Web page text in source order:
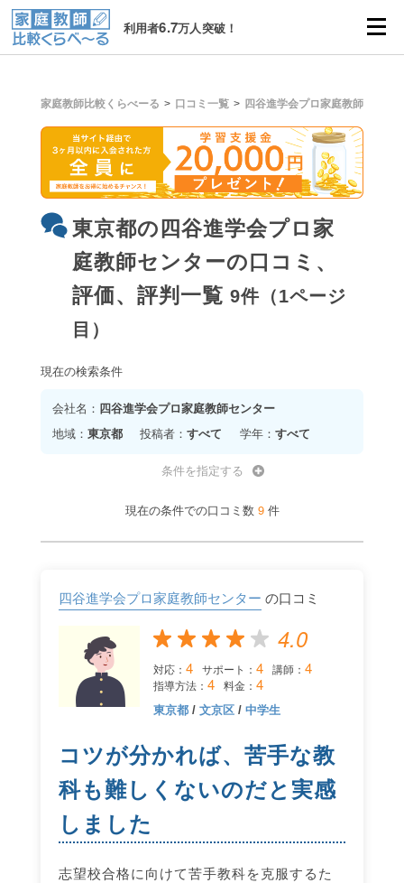
利用者6.7万人突破！
家庭教師比較くらべーる 口コミ一覧 四谷進学会プロ家庭教師センタ
東京都の四谷進学会プロ家
庭教師センターの口コミ、
評価、評判一覧 9件（1ページ
目）
現在の検索条件
会社名： 四谷進学会プロ家庭教師センター
地域： 東京都 投稿者：すべて 学年： すべて
条件を指定する
現在の条件での口コミ数 9件
四谷進学会プロ家庭教師センター の口コミ
4.0
対応： 4 サポート： 4 講師： 4
指導方法： 4 料金： 4
東京都/ 文京区/ 中学生
コツが分かれば、苦手な教
科も難しくないのだと実感
しました
志望校合格に向けて苦手教科を克服するた